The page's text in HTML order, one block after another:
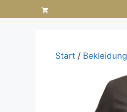
Start / Bekleidung